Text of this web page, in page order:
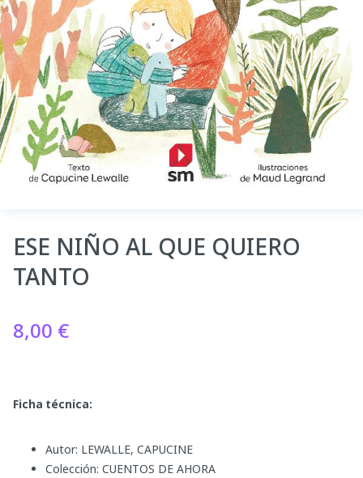
ESE NIÑO AL QUE QUIERO
TANTO
8,00 €
Ficha técnica:
Autor: LEWALLE, CAPUCINE
Colección: CUENTOS DE AHORA